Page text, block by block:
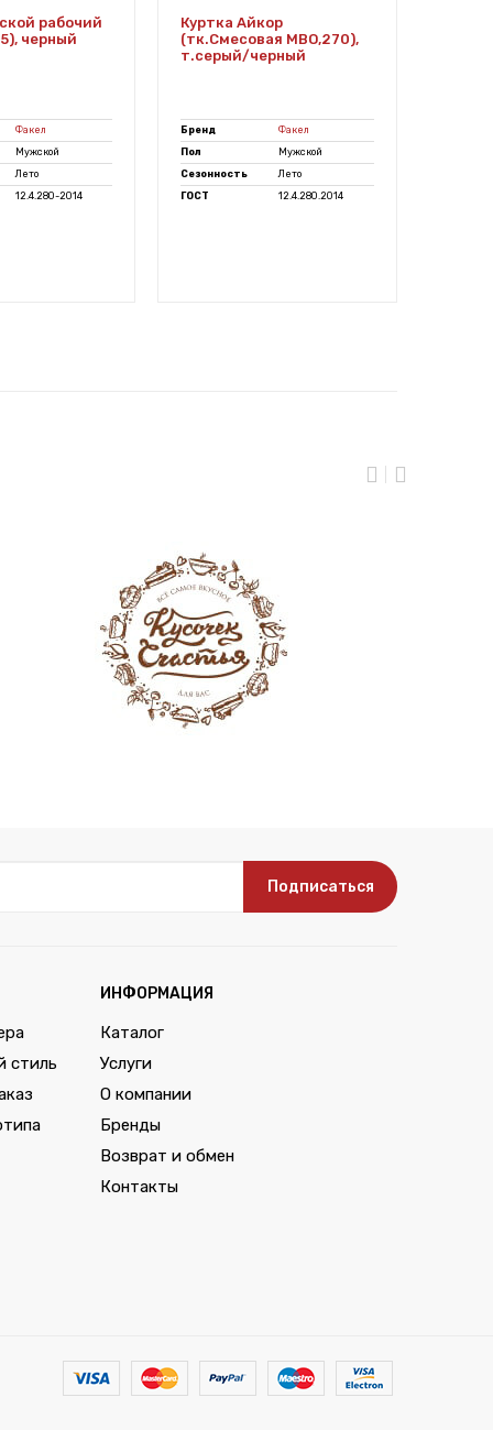
рабочий
черный
Факел
Мужской
Лето
12.4.280-2014
Куртка Айкор
(тк.Смесовая МВО,270),
т.серый/черный
Бренд
Факел
Пол
Мужской
Сезонность
Лето
ГОСТ
12.4.280.2014
Подписаться
стиль
ИНФОРМАЦИЯ
Каталог
Услуги
О компании
Бренды
Возврат и обмен
Контакты